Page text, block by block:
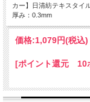
カー】日清紡テキスタ
厚み：0.3mm
価格:1,079円(税込)
[ポイント還元 10